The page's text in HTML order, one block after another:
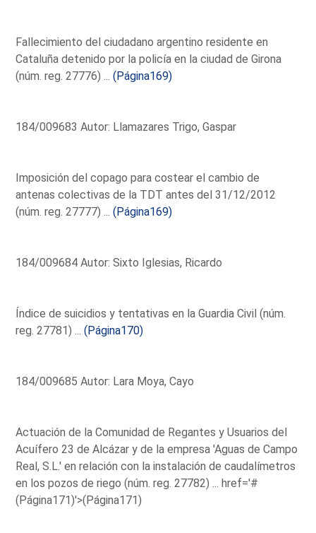
Fallecimiento del ciudadano argentino residente en
Cataluña detenido por la policía en la ciudad de Girona
(núm. reg. 27776) ...(Página169)
184/009683 Autor: Llamazares Trigo, Gaspar
Imposición del copago para costear el cambio de
antenas colectivas de la TDT antes del 31/12/2012
(núm. reg. 27777) ...(Página169)
184/009684 Autor: Sixto Iglesias, Ricardo
Índice de suicidios y tentativas en la Guardia Civil (núm.
reg. 27781) ...(Página170)
184/009685 Autor: Lara Moya, Cayo
Actuación de la Comunidad de Regantes y Usuarios del
Acuífero 23 de Alcázar y de la empresa 'Aguas de Campo
Real, S.L.' en relación con la instalación de caudalímetros
en los pozos de riego (núm. reg. 27782) ...href='#
(Página171)'>(Página171)